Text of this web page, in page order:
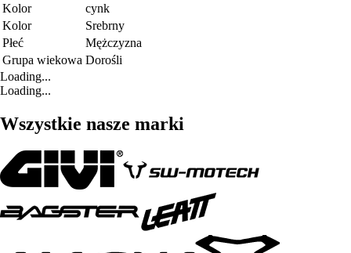
Kolor
cynk
Kolor
Srebrny
Płeć
Mężczyzna
Grupa wiekowa Dorośli
Loading...
Loading...
Wszystkie nasze marki